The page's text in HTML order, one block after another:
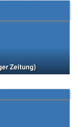
Zeitung)